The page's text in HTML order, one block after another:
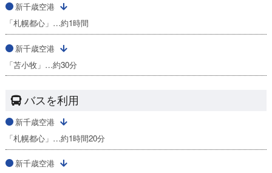
新千歳空港
「札幌都心」…約1時間
新千歳空港
「苫小牧」…約30分
バスを利用
新千歳空港
「札幌都心」…約1時間20分
新千歳空港